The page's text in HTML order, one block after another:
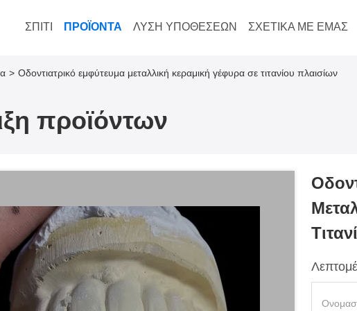
ΣΠΊΤΙ ΠΡΟΪΌΝΤΑ ΛΎΣΗ ΥΠΟΘΈΣΕΩΝ ΣΧΕΤΙΚΆ ΜΕ ΕΜΆΣ
> Οδοντιατρικό εμφύτευμα μεταλλική κεραμική γέφυρα σε τιτανίου πλαισίων
προϊόντων